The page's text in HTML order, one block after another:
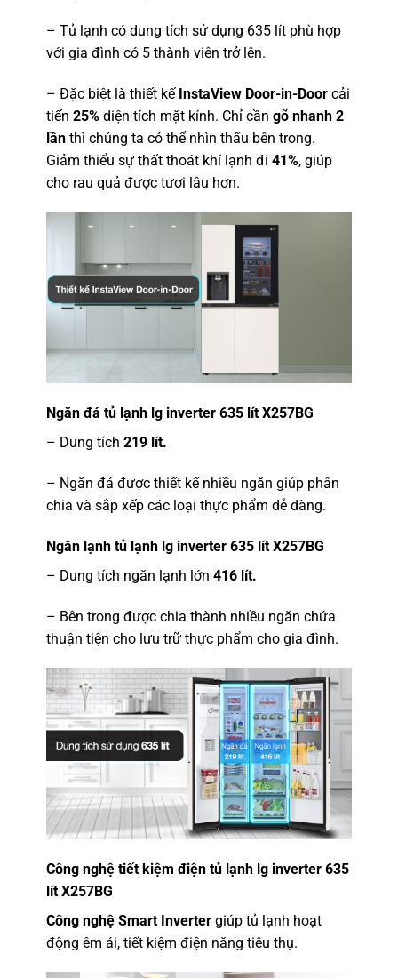
– Tủ lạnh có dung tích sử dụng 635 lít phù hợp
với gia đình có 5 thành viên trở lên.
– Đặc biệt là thiết kế InstaView Door-in-Doorcải
tiến 25%diện tích mặt kính. Chỉ cần gõ nhanh 2
lầnthì chúng ta có thể nhìn thấu bên trong.
Giảm thiểu sự thất thoát khí lạnh đi 41%, giúp
cho rau quả được tươi lâu hơn.
Ngăn đá tủ lạnh lg inverter 635 lít X257BG
– Dung tích 219 lít.
– Ngăn đá được thiết kế nhiều ngăn giúp phân
chia và sắp xếp các loại thực phẩm dễ dàng.
Ngăn lạnh tủ lạnh lg inverter 635 lít X257BG
– Dung tích ngăn lạnh lớn 416 lít.
– Bên trong được chia thành nhiều ngăn chứa
thuận tiện cho lưu trữ thực phẩm cho gia đình.
Công nghệ tiết kiệm điện tủ lạnh lg inverter 635
lít X257BG
Công nghệ Smart Invertergiúp tủ lạnh hoạt
động êm ái, tiết kiệm điện năng tiêu thụ.